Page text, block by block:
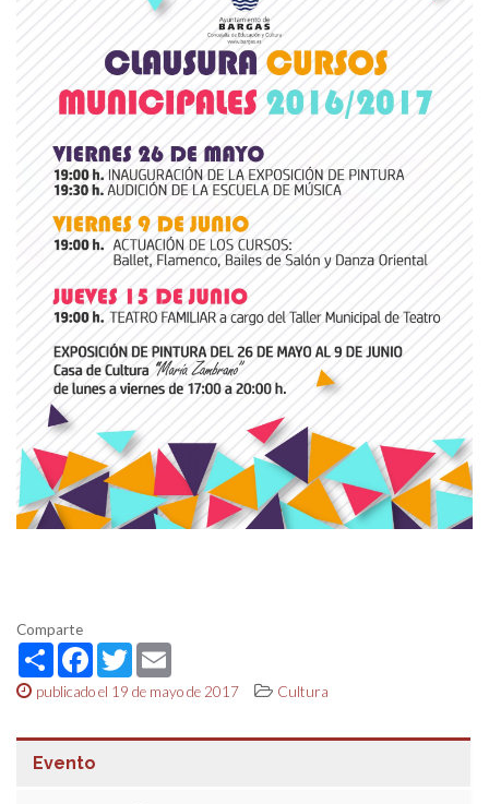
Comparte
ShareFacebook
Twitter
publicado el 19 de mayo de 2017 Cultura
Evento